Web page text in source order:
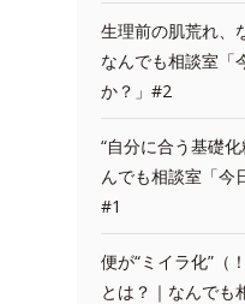
生理前の肌荒れ、
なんでも相談室「
か？」#2
“自分に合う基礎
んでも相談室「今
#1
便が“ミイラ化”（
とは？｜なんでも